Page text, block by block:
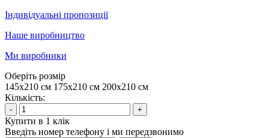
Індивідуальні пропозиції
Наше виробництво
Ми виробники
Оберіть розмір
145х210 см 175х210 см 200х210 см
Кількість:
- +
Купити в 1 клік
Введіть номер телефону і ми передзвонимо